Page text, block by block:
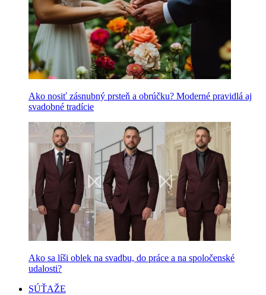
Ako nosiť zásnubný prsteň a obrúčku? Moderné pravidlá aj
svadobné tradície
Ako sa líši oblek na svadbu, do práce a na spoločenské
udalosti?
SÚŤAŽE